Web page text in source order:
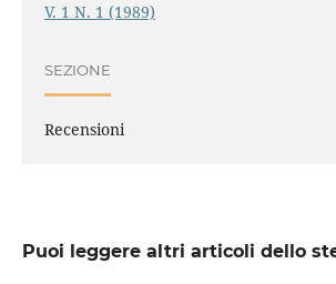
V. 1 N. 1 (1989)
SEZIONE
Recensioni
Puoi leggere altri articoli dello